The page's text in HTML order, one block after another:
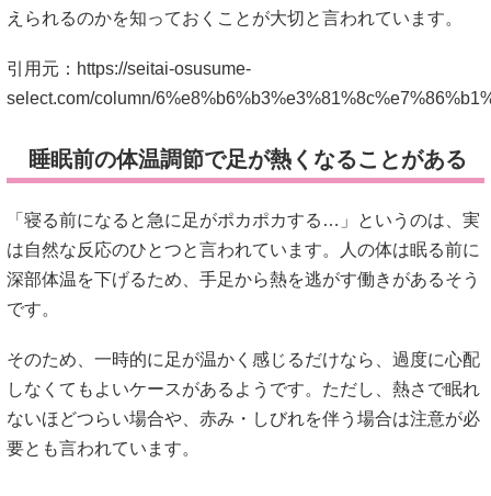
えられるのかを知っておくことが大切と言われています。
引用元： https://seitai-osusume-
select.com/column/
睡眠前の体温調節で足が熱くなることがある
「寝る前になると急に足がポカポカする…」というのは、実
は自然な反応のひとつと言われています。人の体は眠る前に
深部体温を下げるため、手足から熱を逃がす働きがあるそう
です。
そのため、一時的に足が温かく感じるだけなら、過度に心配
しなくてもよいケースがあるようです。ただし、熱さで眠れ
ないほどつらい場合や、赤み・しびれを伴う場合は注意が必
要とも言われています。